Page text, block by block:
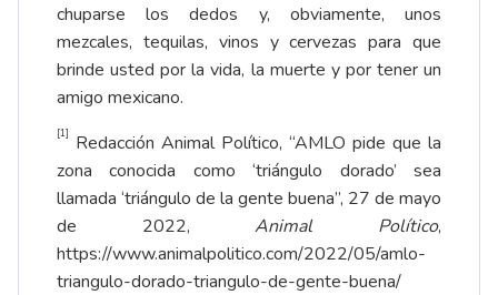
chuparse los dedos y, obviamente, unos
mezcales, tequilas, vinos y cervezas para que
brinde usted por la vida, la muerte y por tener un
amigo mexicano.
[1]
Redacción Animal Político, “AMLO pide que la
zona conocida como ‘triángulo dorado’ sea
llamada ‘triángulo de la gente buena”, 27 de mayo
de 2022,Animal Político,
https://www.animalpolitico.com/2022/05/amlo-
triangulo-dorado-triangulo-de-gente-buena/